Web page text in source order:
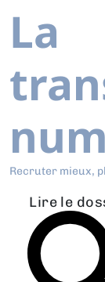
La
Recruter mieux,
Lire le